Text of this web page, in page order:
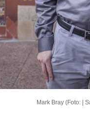
Mark Bray (Foto: |